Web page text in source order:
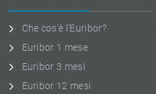
Che cos'è l'Euribor?
Euribor 1 mese
Euribor 3 mesi
Euribor 12 mesi